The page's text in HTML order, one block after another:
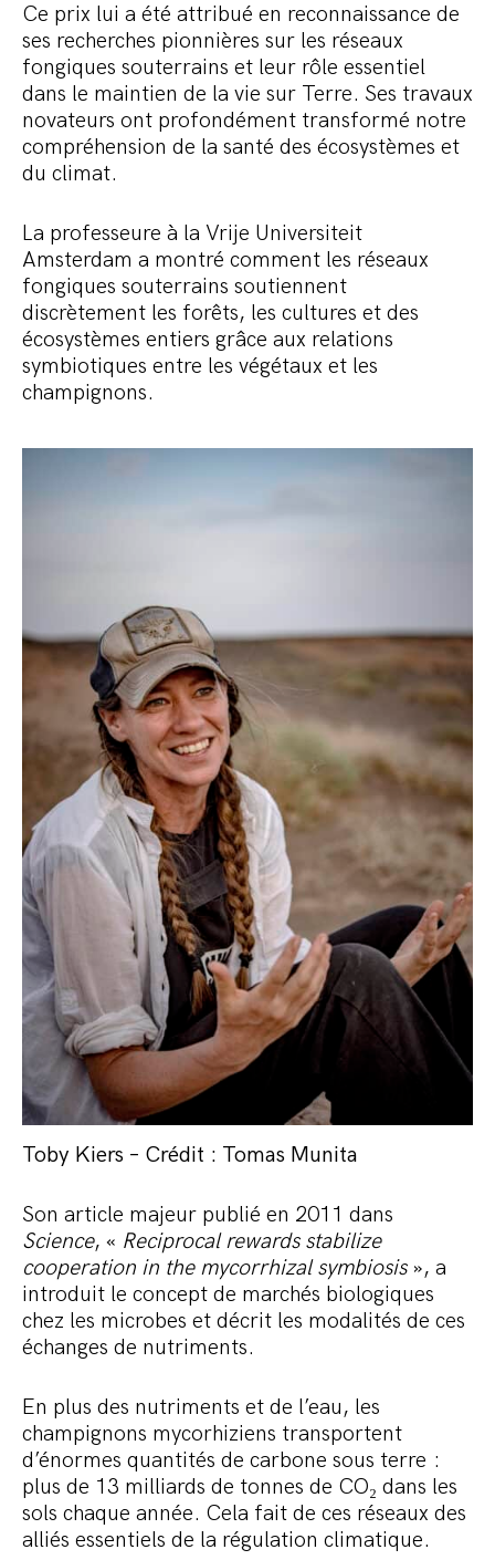
Ce prix lui a été attribué en reconnaissance de
ses recherches pionnières sur les réseaux
fongiques souterrains et leur rôle essentiel
dans le maintien de la vie sur Terre. Ses travaux
novateurs ont profondément transformé notre
compréhension de la santé des écosystèmes et
du climat.
La professeure à la Vrije Universiteit
Amsterdam a montré comment les réseaux
fongiques souterrains soutiennent
discrètement les forêts, les cultures et des
écosystèmes entiers grâce aux relations
symbiotiques entre les végétaux et les
champignons.
Toby Kiers – Crédit : Tomas Munita
Son article majeur publié en 2011 dans
Science, « Reciprocal rewards stabilize
cooperation in the mycorrhizal symbiosis», a
introduit le concept de marchés biologiques
chez les microbes et décrit les modalités de ces
échanges de nutriments.
En plus des nutriments et de l’eau, les
champignons mycorhiziens transportent
d’énormes quantités de carbone sous terre :
plus de 13 milliards de tonnes de CO₂ dans les
sols chaque année. Cela fait de ces réseaux des
alliés essentiels de la régulation climatique.